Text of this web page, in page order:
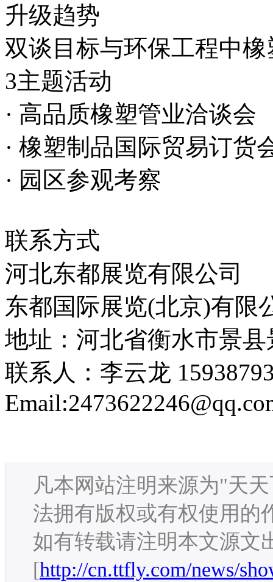
升级趋势
双谈目标与环保工程中
3主题活动
· 高品质橡塑管业洽谈
· 橡塑制品国际贸易订
· 园区参观考察
联系方式
河北东都展览有限公司
东都国际展览(北京)有限
地址：河北省衡水市景
联系人：李云龙
凡本网站注明来源为"天
法拥有版权或有权使用的
如有转载请注明本文源文
[http://cn.ttfly.com/news/